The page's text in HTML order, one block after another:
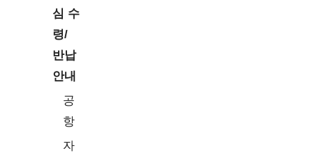
심 수
령/
반납
안내
공
항
자